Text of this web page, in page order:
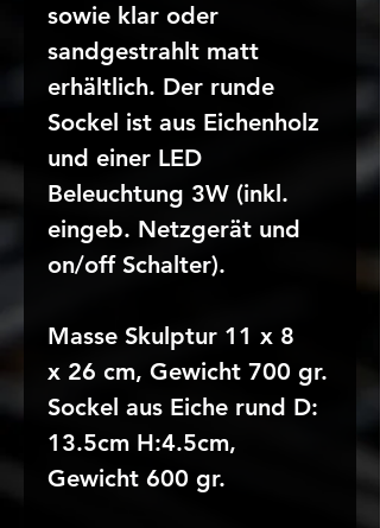
sowie klar oder
sandgestrahlt matt
erhältlich. Der runde
Sockel ist aus Eichenholz
und einer LED
Beleuchtung 3W (inkl.
eingeb. Netzgerät und
on/off Schalter).
Masse Skulptur 11 x 8
x 26 cm, Gewicht 700 gr.
Sockel aus Eiche rund D:
13.5cm H:4.5cm,
Gewicht 600 gr.